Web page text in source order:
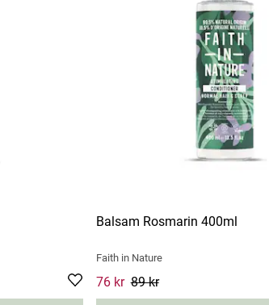
Balsam Rosmarin 400ml
Faith in Nature
Current price
76 kr 89 kr